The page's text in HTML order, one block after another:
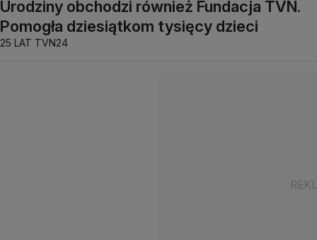
Urodziny obchodzi również Fundacja TVN.
Pomogła dziesiątkom tysięcy dzieci
25 LAT TVN24